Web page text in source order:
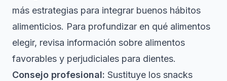
más estrategias para integrar buenos hábitos
alimenticios. Para profundizar en qué alimentos
elegir, revisa información sobre alimentos
favorables y perjudiciales para dientes.
Consejo profesional: Sustituye los snacks